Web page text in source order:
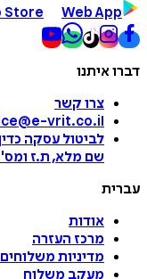
Store Web App
דברו איתנו
צרו קשר
vrit.co.il
לביטול עסקה
שם מלא, ת.ז ומס'
עברית
אודות
מרכז העזרה
מדיניות משלוחים
מעקב משלוח